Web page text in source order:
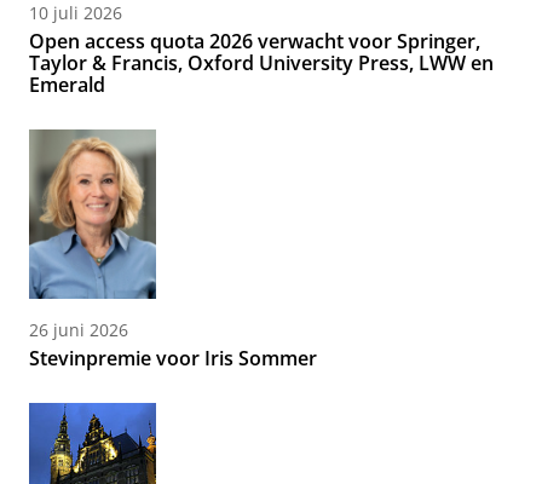
10 juli 2026
Open access quota 2026 verwacht voor Springer,
Taylor & Francis, Oxford University Press, LWW en
Emerald
26 juni 2026
Stevinpremie voor Iris Sommer